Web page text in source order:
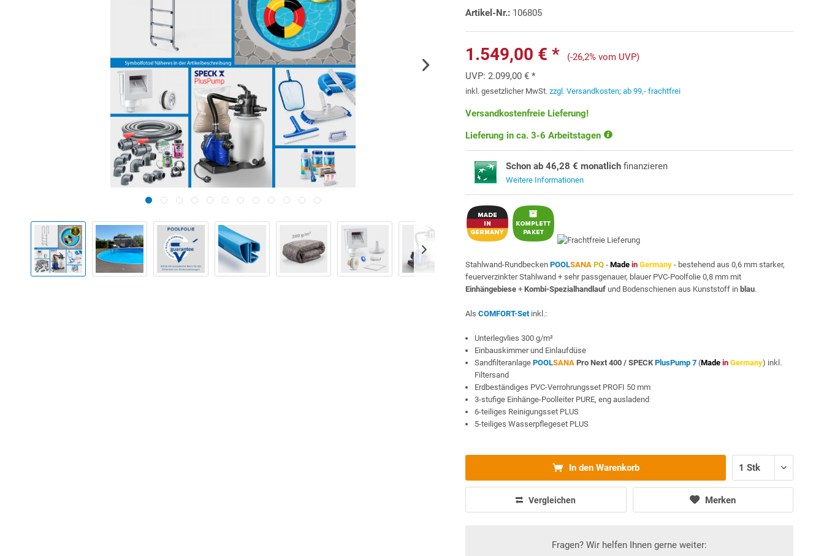
Artikel-Nr.: 106805
1.549,00 € *
(-26,2% vom UVP)
UVP:2.099,00 € *
inkl. gesetzlicher MwSt.zzgl. Versandkosten; ab 99,- frachtfrei
Versandkostenfreie Lieferung!
Lieferung in ca. 3-6 Arbeitstagen
Schon ab 46,28 € monatlich finanzieren
Weitere Informationen
Stahlwand-RundbeckenPOOLSANA PQ -Made in Germany - bestehend aus 0,6 mm starker,
feuerverzinkter Stahlwand + sehr passgenauer, blauer PVC-Poolfolie 0,8 mm mit
Einhängebiese +Kombi-Spezialhandlauf und Bodenschienen aus Kunststoff in blau.
AlsCOMFORT-Setinkl.:
Unterlegvlies 300 g/m²
Einbauskimmer und Einlaufdüse
SandfilteranlagePOOLSANA Pro Next 400 / SPECK PlusPump 7 (Made in Germany) inkl.
Filtersand
Erdbeständiges PVC-Verrohrungsset PROFI 50 mm
3-stufige Einhänge-Poolleiter PURE, eng ausladend
6-teiliges Reinigungsset PLUS
5-teiliges Wasserpflegeset PLUS
In den Warenkorb
Vergleichen Merken
Fragen? Wir helfen Ihnen gerne weiter: